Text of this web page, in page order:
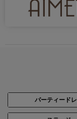
パーティード